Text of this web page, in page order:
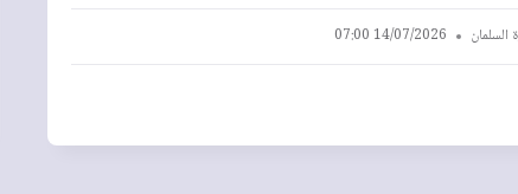
السلمان 14/07/2026 07:00